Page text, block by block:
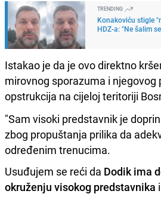
TRENDING
Konakoviću stigle
HDZ-a: "Ne šalim
Istakao je da je ovo direktno
mirovnog sporazuma i njegovog
opstrukcija na cijeloj teritoriji
"Sam visoki predstavnik je
zbog propuštanja prilika da
određenim trenucima.
Usuđujem se reći da Dodik ima
okruženju visokog predstavnika